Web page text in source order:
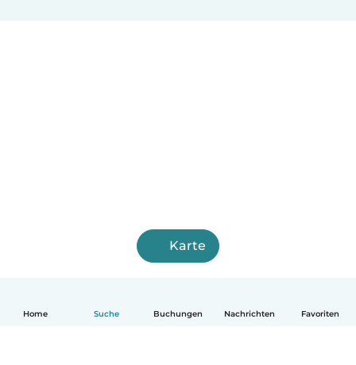
Home Suche Buchungen Nachrichten Favoriten
Karte